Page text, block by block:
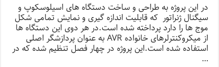
در این پروژه به طراحی و ساخت دستگاه های اسیلوسکوپ و
سیگنال ژنراتور که قابلیت اندازه گیری و نمایش تمامی شکل
موج ها را دارد پرداخته شده است.در هر دوی این دستگاه ها
از میکروکنترلرهای خانواده AVR به عنوان پردازشگر اصلی
استفاده شده است.این پروژه در چهار فصل تنظیم شده که در
…